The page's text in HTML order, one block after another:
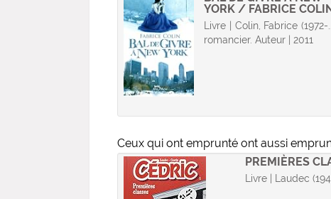
YORK / FABRICE
Livre | Colin, Fabrice (1972-
romancier. Auteur | 2011
Ceux qui ont emprunté ont aussi
PREMIÈRES
Livre | Laudec